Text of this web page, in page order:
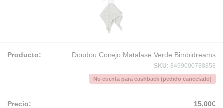
Doudou Conejo Matalase Verde Bimbidreams
SKU: 8499000788858
No cuenta para cashback (pedido cancelado)
15,00€